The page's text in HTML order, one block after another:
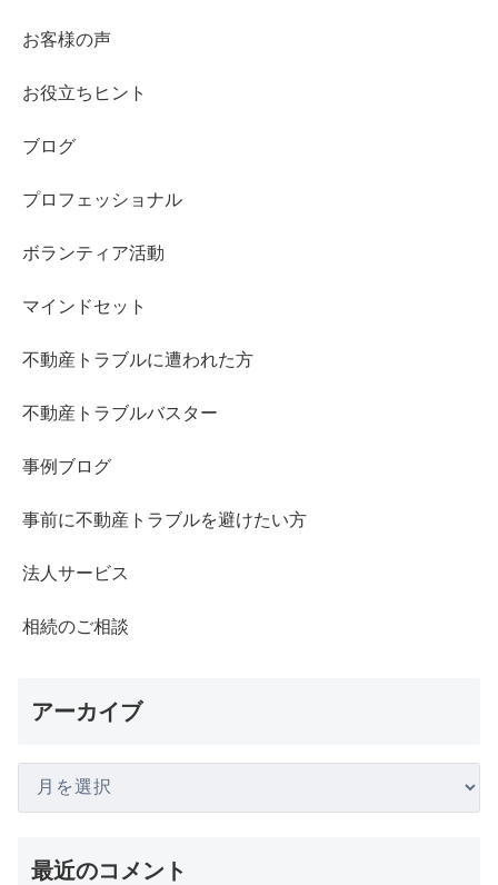
お客様の声
お役立ちヒント
ブログ
プロフェッショナル
ボランティア活動
マインドセット
不動産トラブルに遭われた方
不動産トラブルバスター
事例ブログ
事前に不動産トラブルを避けたい方
法人サービス
相続のご相談
アーカイブ
最近のコメント